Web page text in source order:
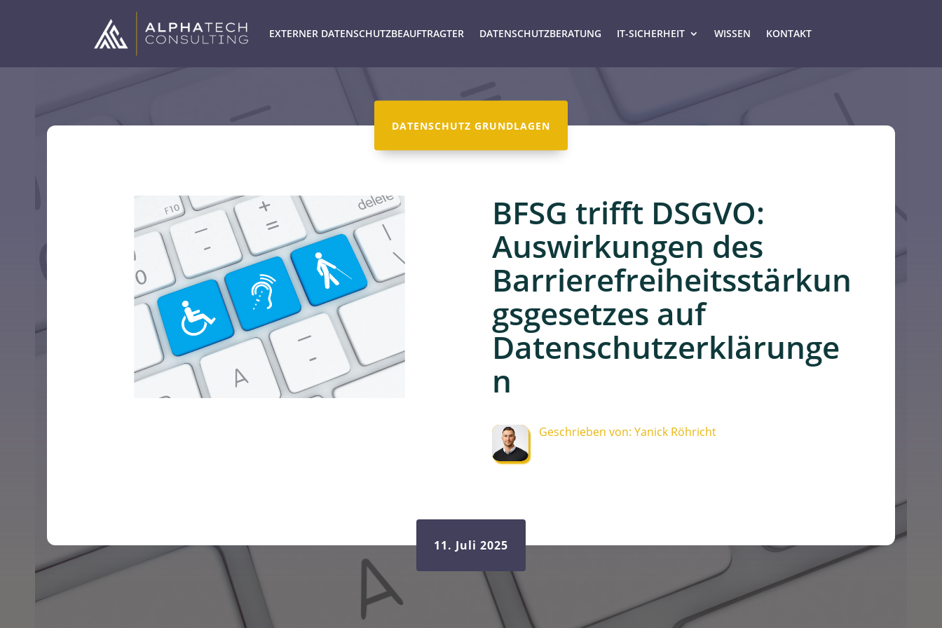
EXTERNER DATENSCHUTZBEAUFTRAGTER DATENSCHUTZBERATUNG IT-SICHERHEIT WISSEN KONTAKT
DATENSCHUTZ GRUNDLAGEN
BFSG trifft DSGVO:
Auswirkungen des
Barrierefreiheitsstärkun
gsgesetzes auf
Datenschutzerklärunge
n
Geschrieben von: Yanick Röhricht
11. Juli 2025